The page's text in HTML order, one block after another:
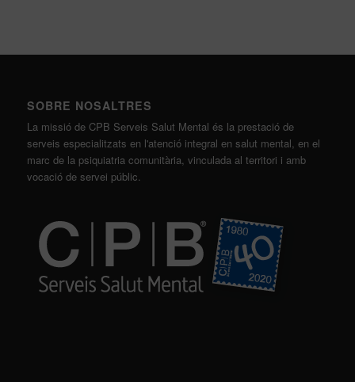
SOBRE NOSALTRES
La missió de CPB Serveis Salut Mental és la prestació de
serveis especialitzats en l'atenció integral en salut mental, en el
marc de la psiquiatria comunitària, vinculada al territori i amb
vocació de servei públic.